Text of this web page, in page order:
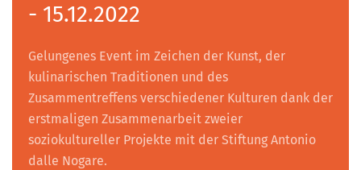
- 15.12.2022
Gelungenes Event im Zeichen der Kunst, der
kulinarischen Traditionen und des
Zusammentreffens verschiedener Kulturen dank der
erstmaligen Zusammenarbeit zweier
soziokultureller Projekte mit der Stiftung Antonio
dalle Nogare.